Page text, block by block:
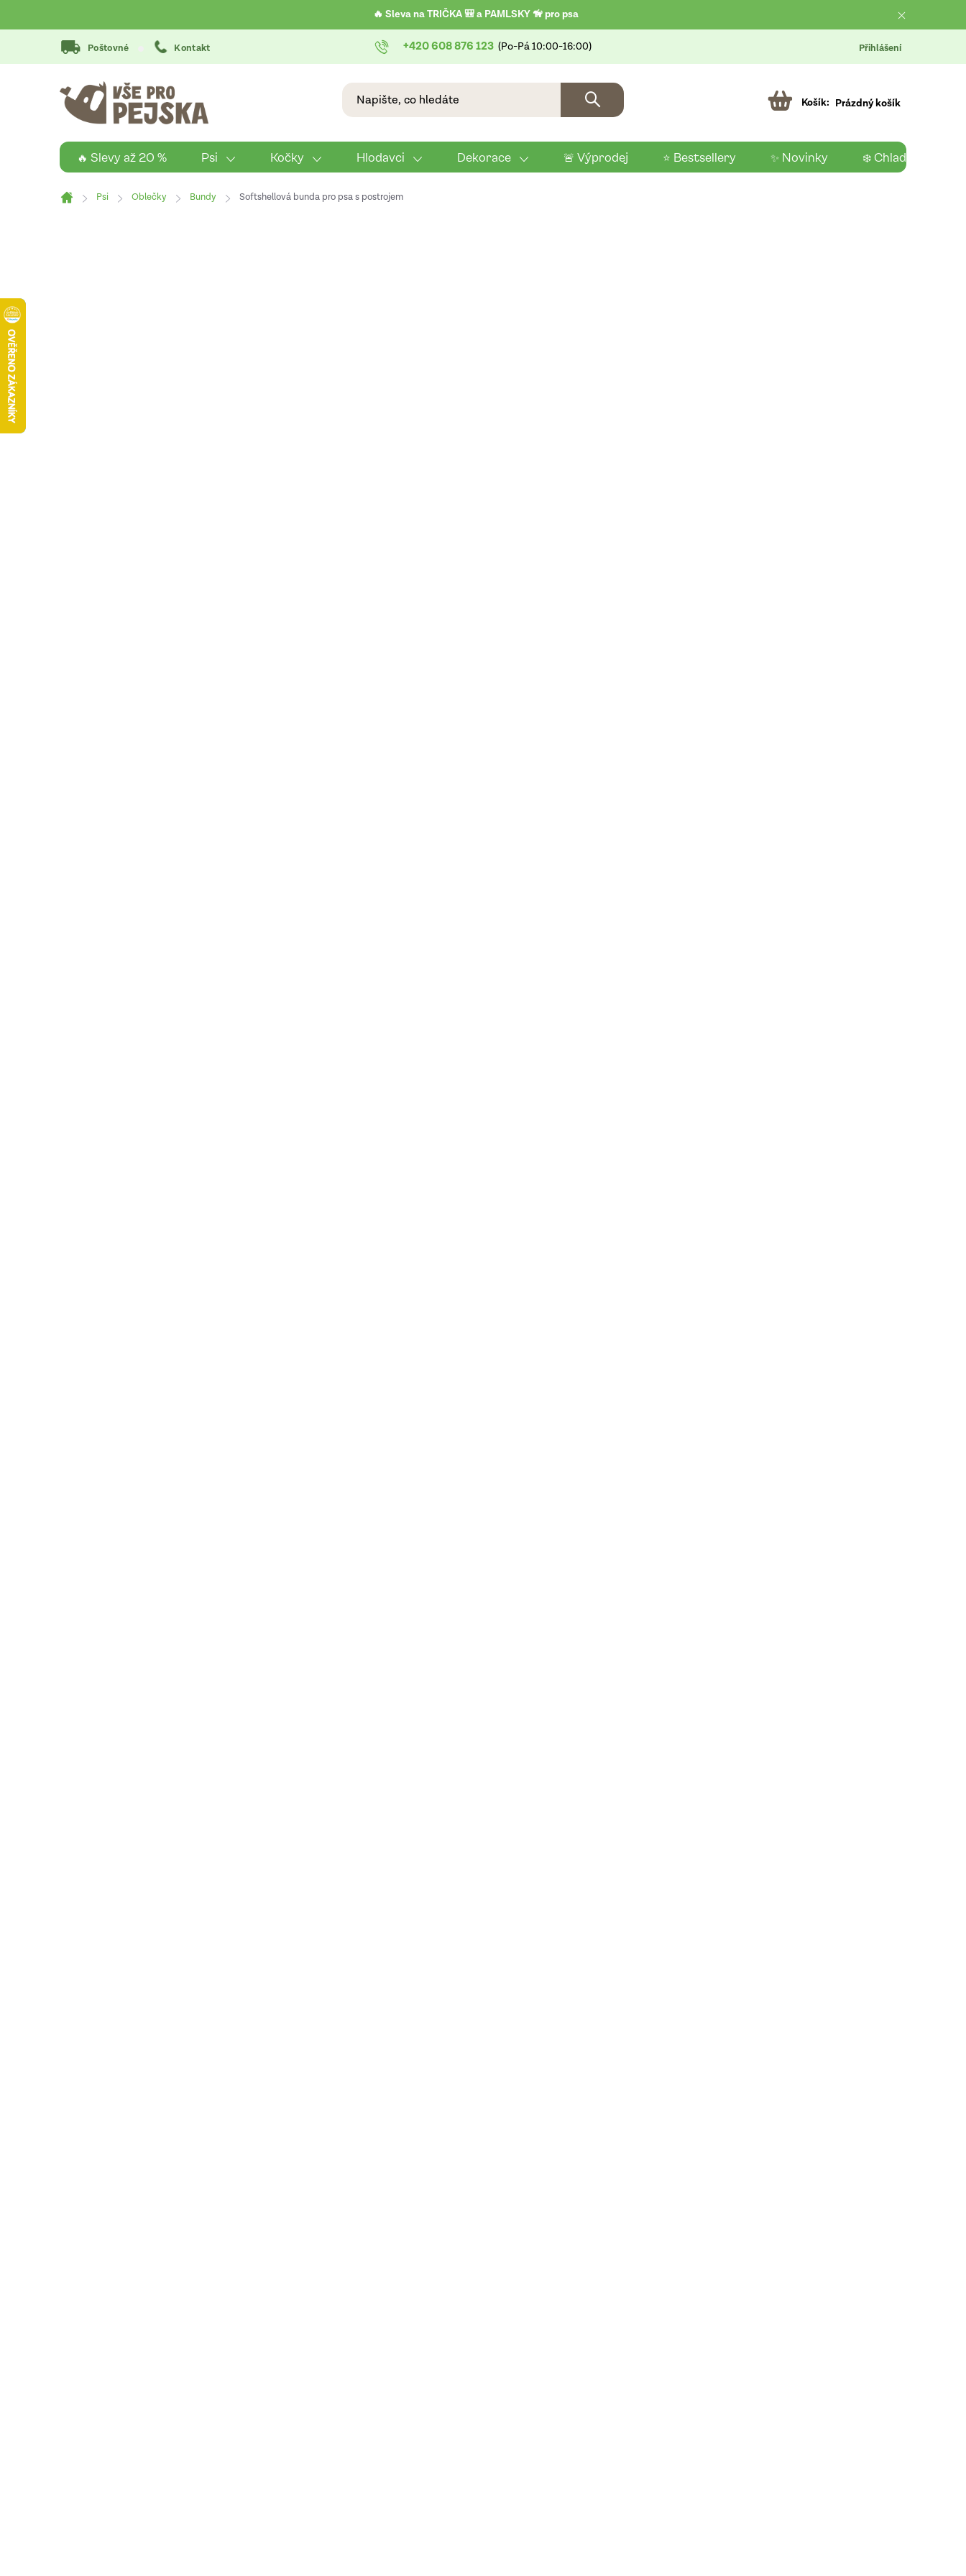
na
🔥 Sleva na TRIČKA 🎒 a PAMLSKY 🦮 pro psa
+420 608 876 123
Poštovné Kontakt Přihlášení
Prázdný košík
🔥 Slevy až 20 % Psi Kočky Hlodavci Dekorace 🚨 Výprodej ⭐ Bestsellery ✨ Novinky ❄️ Chladící
Domů
Psi Oblečky Bundy Softshellová bunda pro psa s postrojem